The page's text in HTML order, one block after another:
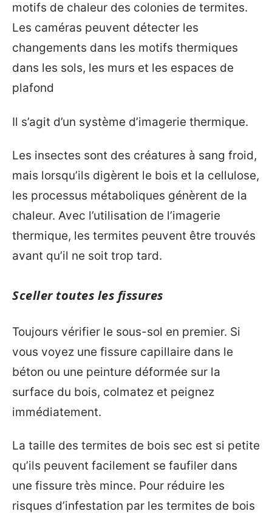
motifs de chaleur des colonies de termites.
Les caméras peuvent détecter les
changements dans les motifs thermiques
dans les sols, les murs et les espaces de
plafond
Il s’agit d’un système d’imagerie thermique.
Les insectes sont des créatures à sang froid,
mais lorsqu’ils digèrent le bois et la cellulose,
les processus métaboliques génèrent de la
chaleur. Avec l’utilisation de l’imagerie
thermique, les termites peuvent être trouvés
avant qu’il ne soit trop tard.
Sceller toutes les fissures
Toujours vérifier le sous-sol en premier. Si
vous voyez une fissure capillaire dans le
béton ou une peinture déformée sur la
surface du bois, colmatez et peignez
immédiatement.
La taille des termites de bois sec est si petite
qu’ils peuvent facilement se faufiler dans
une fissure très mince. Pour réduire les
risques d’infestation par les termites de bois